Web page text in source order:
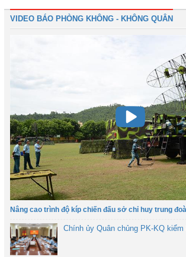
VIDEO BÁO PHÒNG KHÔNG - KHÔNG QUÂN
Nâng cao trình độ kíp chiến đấu sở chỉ huy trung
Chính ủy Quân chủng PK-KQ kiểm